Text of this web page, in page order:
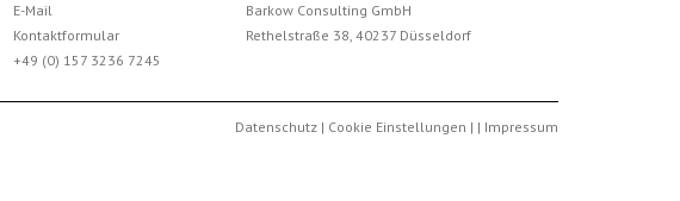
E-Mail
Kontaktformular
+49 (0) 157 3236 7245
Barkow Consulting GmbH
Rethelstraße 38, 40237 Düsseldorf
Datenschutz | Cookie Einstellungen | | Impressum